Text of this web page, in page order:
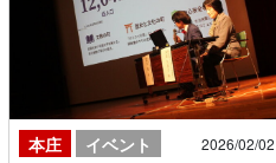
本庄 イベント 2026/02/02